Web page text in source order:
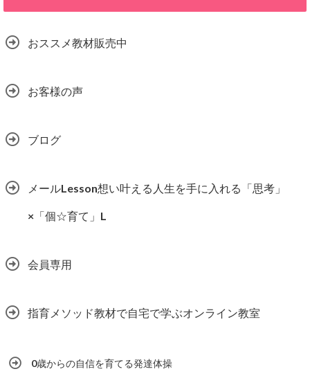
おススメ教材販売中
お客様の声
ブログ
メールLesson想い叶える人生を手に入れる「思考」
×「個☆育て」L
会員専用
指育メソッド教材で自宅で学ぶオンライン教室
0歳からの自信を育てる発達体操